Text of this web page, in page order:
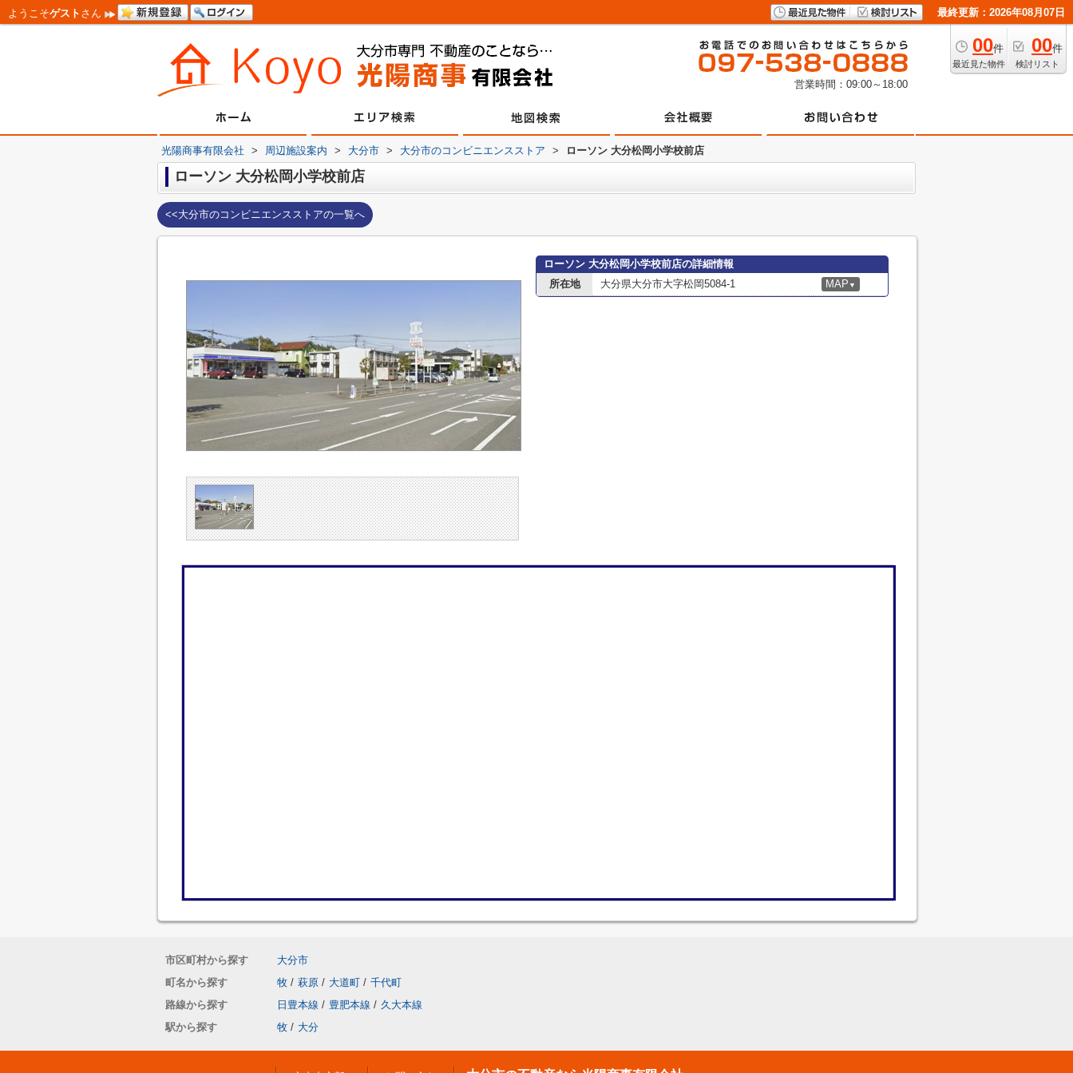
ようこそゲスト さん 最終更新：2026年08月07日
00件
最近見た物件
00件
検討リスト
営業時間：09:00～18:00
光陽商事有限会社 > 周辺施設案内 > 大分市 > 大分市のコンビニエンスストア > ローソン 大分松岡小学校前店
ローソン 大分松岡小学校前店
<<大分市のコンビニエンスストアの一覧へ
ローソン 大分松岡小学校前店の詳細情報
所在地
大分県大分市大字松岡5084-1 MAP ▼
市区町村から探す
大分市
町名から探す
牧 / 萩原 / 大道町 / 千代町
路線から探す
日豊本線 / 豊肥本線 / 久大本線
駅から探す
牧 / 大分